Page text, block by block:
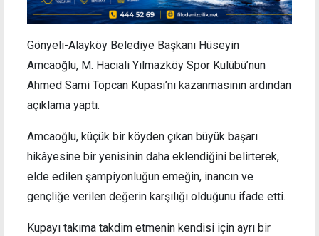
Gönyeli-Alayköy Belediye Başkanı Hüseyin
Amcaoğlu, M. Hacıali Yılmazköy Spor Kulübü’nün
Ahmed Sami Topcan Kupası’nı kazanmasının ardından
açıklama yaptı.
Amcaoğlu, küçük bir köyden çıkan büyük başarı
hikâyesine bir yenisinin daha eklendiğini belirterek,
elde edilen şampiyonluğun emeğin, inancın ve
gençliğe verilen değerin karşılığı olduğunu ifade etti.
Kupayı takıma takdim etmenin kendisi için ayrı bir